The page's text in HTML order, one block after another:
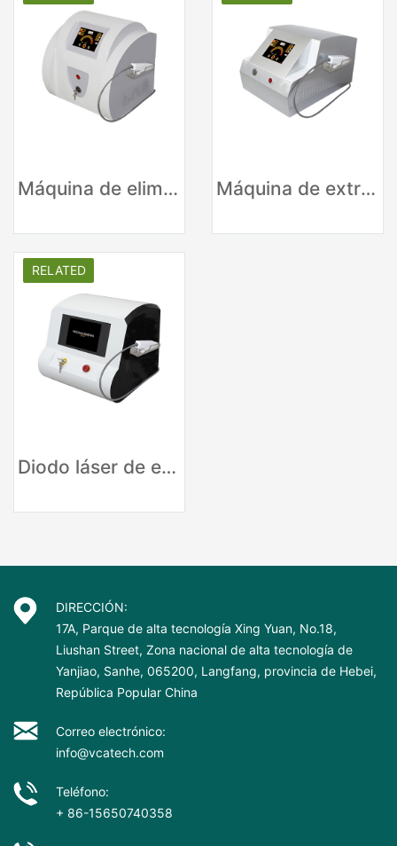
Máquina de eliminación de venas de araña vascular con láser de diodo de 980 nm Máquina de extracción de sangre roja de venas faciales
RELATED
Diodo láser de extracción de vasos sanguíneos vasculares 980nm
DIRECCIÓN:
17A, Parque de alta tecnología Xing Yuan, No.18,
Liushan Street, Zona nacional de alta tecnología de
Yanjiao, Sanhe, 065200, Langfang, provincia de Hebei,
República Popular China
Correo electrónico:
info@vcatech.com
Teléfono:
+ 86-15650740358